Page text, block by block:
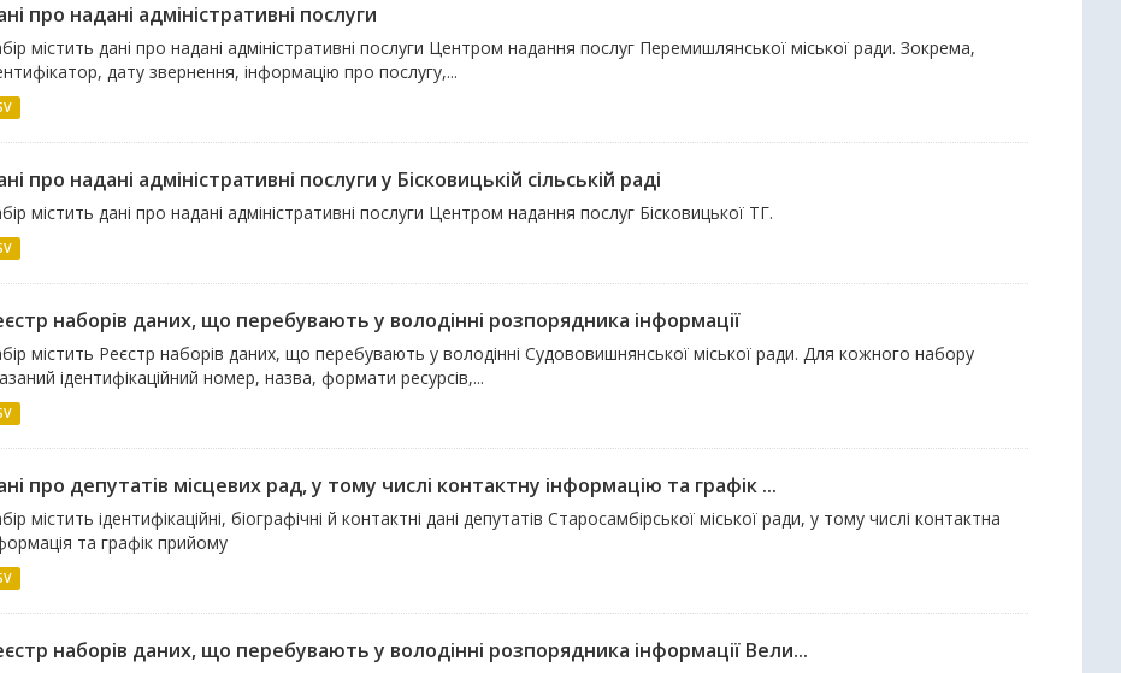
про надані адміністративні послуги
містить дані про надані адміністративні послуги Центром надання послуг Перемишлянської міської ради. Зокрема,
дату звернення, інформацію про послугу,...
про надані адміністративні послуги у Бісковицькій сільській раді
містить дані про надані адміністративні послуги Центром надання послуг Бісковицької ТГ.
наборів даних, що перебувають у володінні розпорядника інформації
містить Реєстр наборів даних, що перебувають у володінні Судововишнянської міської ради. Для кожного набору
ідентифікаційний номер, назва, формати ресурсів,...
про депутатів місцевих рад, у тому числі контактну інформацію та графік ...
містить ідентифікаційні, біографічні й контактні дані депутатів Старосамбірської міської ради, у тому числі контактна
та графік прийому
наборів даних, що перебувають у володінні розпорядника інформації Вели...